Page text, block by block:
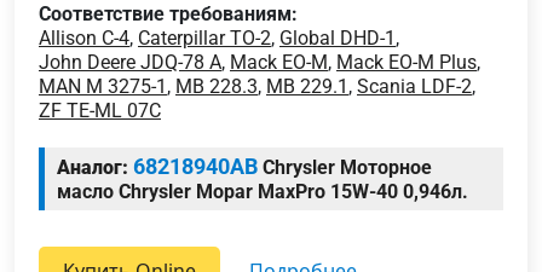
Соответствие требованиям:
Allison C-4, Caterpillar TO-2, Global DHD-1 ,
John Deere JDQ-78 A, Mack EO-M, Mack EO-M Plus,
MAN M 3275-1 , MB 228.3, MB 229.1 , Scania LDF-2,
ZF TE-ML 07C
Аналог: 68218940AB Chrysler Моторное
масло Chrysler Mopar MaxPro 15W-40 0,946л.